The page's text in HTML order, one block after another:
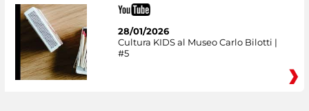
28/01/2026
Cultura KIDS al Museo Carlo Bilotti |
#5